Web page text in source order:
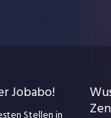
Jobabo!